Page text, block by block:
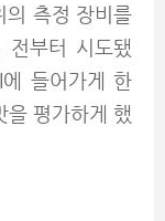
의 측정 장비를
전부터 시도됐
들어가게 한
을 평가하게 했